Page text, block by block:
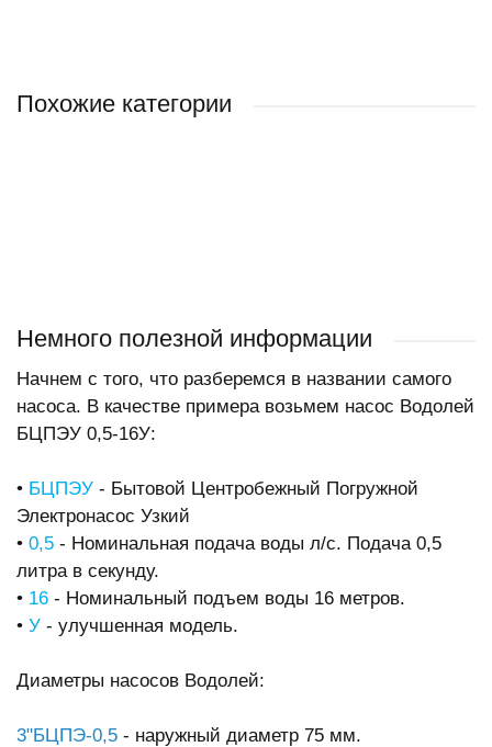
Похожие категории
Немного полезной информации
Начнем с того, что разберемся в названии самого
насоса. В качестве примера возьмем насос Водолей
БЦПЭУ 0,5-16У:
• БЦПЭУ - Бытовой Центробежный Погружной
Электронасос Узкий
• 0,5 - Номинальная подача воды л/с. Подача 0,5
литра в секунду.
• 16 - Номинальный подъем воды 16 метров.
• У - улучшенная модель.
Диаметры насосов Водолей:
3"БЦПЭ-0,5 - наружный диаметр 75 мм.